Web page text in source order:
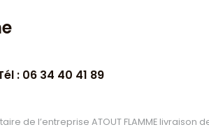
: 06 34 40 41 89
de l’entreprise ATOUT FLAMME